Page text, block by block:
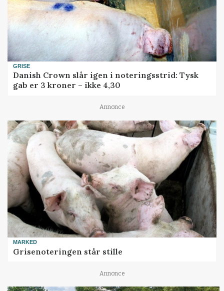
GRISE
Danish Crown slår igen i noteringsstrid: Tysk
gab er 3 kroner – ikke 4,30
Annonce
MARKED
Grisenoteringen står stille
Annonce